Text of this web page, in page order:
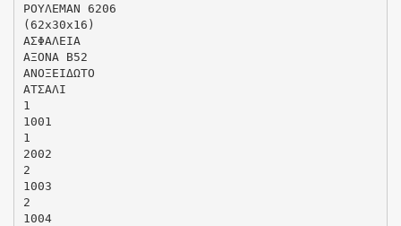
ΡΟΥΛΕΜΑΝ 6206
(62x30x16)
ΑΣΦΑΛΕΙΑ
ΑΞΟΝΑ B52
ΑΝΟΞΕΙΔΩΤΟ
ΑΤΣΑΛΙ
1
1001
1
2002
2
1003
2
1004